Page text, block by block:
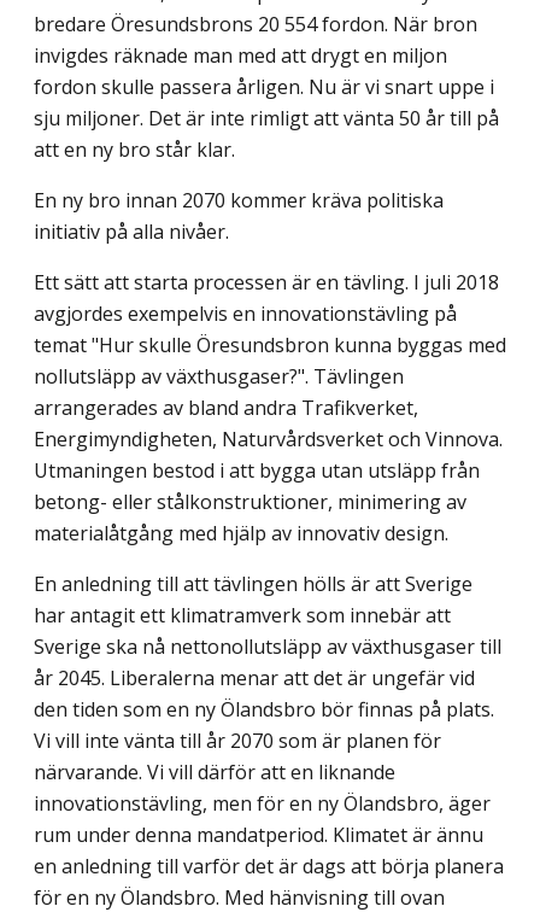
bredare Öresundsbrons 20 554 fordon. När bron
invigdes räk­nade man med att drygt en miljon
fordon skulle passera årligen. Nu är vi snart uppe i
sju miljoner. Det är inte rimligt att vänta 50 år till på
att en ny bro står klar.
En ny bro innan 2070 kommer kräva politiska
initiativ på alla nivåer.
Ett sätt att starta processen är en tävling. I juli 2018
avgjordes exempelvis en innova­tionstävling på
temat "Hur skulle Öresundsbron kunna byggas med
nollutsläpp av växt­husgaser?". Tävlingen
arrangerades av bland andra Trafikverket,
Energimyndigheten, Naturvårdsverket och Vinnova.
Utmaningen bestod i att bygga utan utsläpp från
betong- eller stålkonstruktioner, minimering av
materialåtgång med hjälp av innovativ design.
En anledning till att tävlingen hölls är att Sverige
har antagit ett klimatramverk som innebär att
Sverige ska nå nettonollutsläpp av växthusgaser till
år 2045. Liberalerna menar att det är ungefär vid
den tiden som en ny Ölandsbro bör finnas på plats.
Vi vill inte vänta till år 2070 som är planen för
närvarande. Vi vill därför att en liknande
innovationstävling, men för en ny Ölandsbro, äger
rum under denna mandatperiod. Klimatet är ännu
en anledning till varför det är dags att börja planera
för en ny Ölandsbro. Med hänvisning till ovan